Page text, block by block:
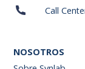
Call
NOSOTROS